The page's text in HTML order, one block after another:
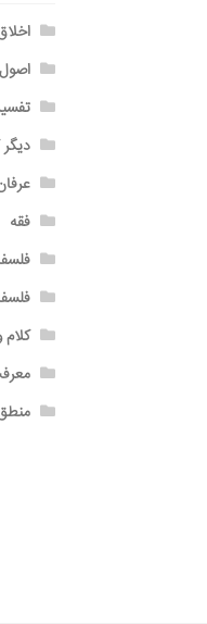
فقه
کلام